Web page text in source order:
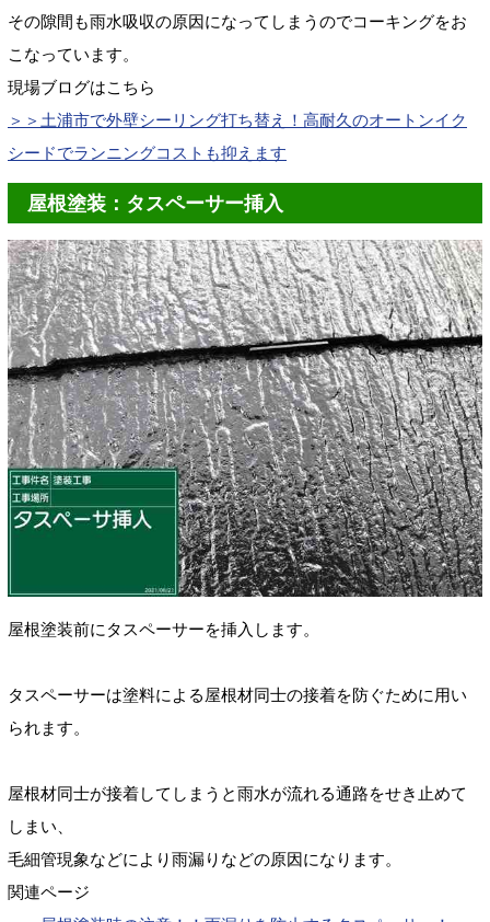
その隙間も雨水吸収の原因になってしまうのでコーキングをお
こなっています。
現場ブログはこちら
＞＞ 土浦市で外壁シーリング打ち替え！高耐久のオートンイク
シードでランニングコストも抑えます
屋根塗装：タスペーサー挿入
屋根塗装前にタスペーサーを挿入します。
タスペーサーは塗料による屋根材同士の接着を防ぐために用い
られます。
屋根材同士が接着してしまうと雨水が流れる通路をせき止めて
しまい、
毛細管現象などにより雨漏りなどの原因になります。
関連ページ